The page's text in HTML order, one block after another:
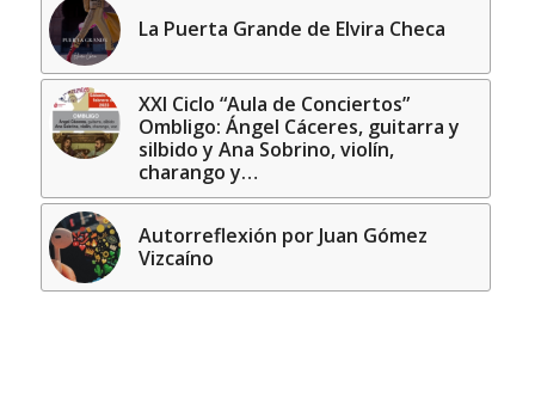
La Puerta Grande de Elvira Checa
XXI Ciclo “Aula de Conciertos”
Ombligo: Ángel Cáceres, guitarra y
silbido y Ana Sobrino, violín,
charango y…
Autorreflexión por Juan Gómez
Vizcaíno